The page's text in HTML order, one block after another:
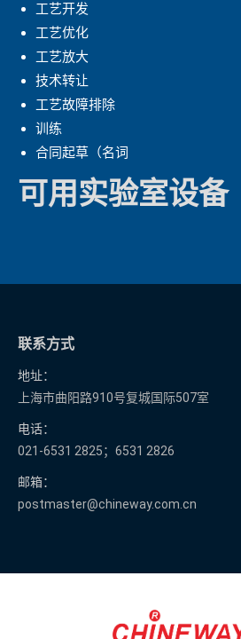
工艺开发
工艺优化
工艺放大
技术转让
工艺故障排除
训练
合同起草（名词
可用实验室设备
联系方式
地址：
上海市曲阳路910号复城国际507室
电话：
021-6531 2825；6531 2826
邮箱：
postmaster@chineway.com.cn